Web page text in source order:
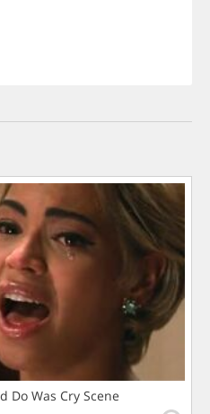
Do Was Cry Scene